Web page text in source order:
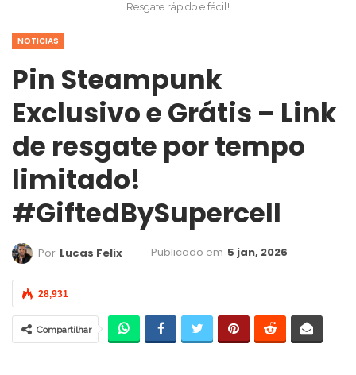
Resgate rápido e fácil!
NOTICIAS
Pin Steampunk
Exclusivo e Grátis – Link
de resgate por tempo
limitado!
#GiftedBySupercell
Por Lucas Felix Publicado em 5 jan, 2026
28,931
Compartilhar